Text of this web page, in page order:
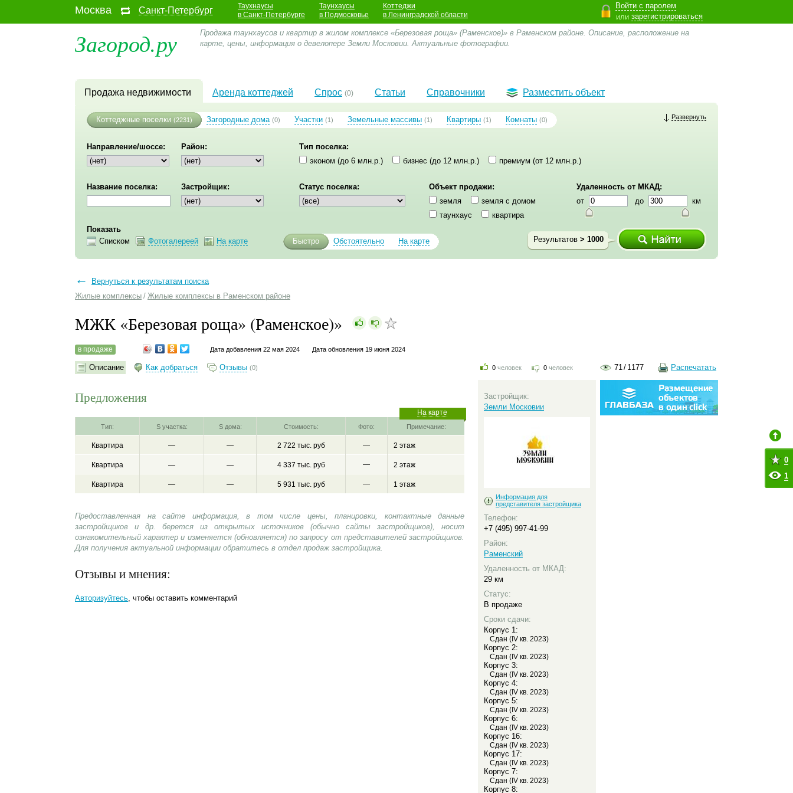
Москва Санкт-Петербург
Таухнаусы
в Санкт-Петербурге
Таунхаусы
в Подмосковье
Коттеджи
в Ленинградской области
Войти с паролем
или зарегистрироваться
Загород.ру
Продажа таунхаусов и квартир в жилом комплексе «Березовая роща» (Раменское)» в Раменском районе. Описание, расположение на
карте, цены, информация о девелопере Земли Московии. Актуальные фотографии.
Продажа недвижимости Аренда коттеджей Спрос (0) Статьи Справочники Разместить объект
Коттеджные поселки (2231) Загородные дома (0) Участки (1) Земельные массивы (1) Квартиры (1) Комнаты (0) Развернуть
Направление/шоссе: Район:
Тип поселка:
эконом (до 6 млн.р.)
бизнес (до 12 млн.р.) премиум (от 12 млн.р.)
Название поселка: Застройщик: Статус поселка:
Объект продажи:
земля
земля с домом
таунхаус
квартира
Удаленность от МКАД:
от
до км
Показать
Списком
Фотогалереей На карте Быстро Обстоятельно На карте Результатов > 1000
←
Вернуться к результатам поиска
Жилые комплексы / Жилые комплексы в Раменском районе
МЖК «Березовая роща» (Раменское)»
в продаже Дата добавления 22 мая 2024 Дата обновления 19 июня 2024
Описание Как добраться Отзывы (0)
На карте
Предложения
Тип: S участка: S дома: Стоимость: Фото: Примечание:
Квартира — — 2 722 тыс. руб — 2 этаж
Квартира — — 4 337 тыс. руб — 2 этаж
Квартира — — 5 931 тыс. руб — 1 этаж
Предоставленная на сайте информация, в том числе цены, планировки, контактные данные
застройщиков и др. берется из открытых источников (обычно сайты застройщиков), носит
ознакомительный характер и изменяется (обновляется) по запросу от представителей застройщиков.
Для получения актуальной информации обратитесь в отдел продаж застройщика.
Отзывы и мнения:
Авторизуйтесь, чтобы оставить комментарий
0 человек 0 человек
Застройщик:
Земли Московии
Информация для
представителя застройщика
Телефон:
+7 (495) 997-41-99
Район:
Раменский
Удаленность от МКАД:
29 км
Статус:
В продаже
Сроки сдачи:
Корпус 1:
Сдан (IV кв. 2023)
Корпус 2:
Сдан (IV кв. 2023)
Корпус 3:
Сдан (IV кв. 2023)
Корпус 4:
Сдан (IV кв. 2023)
Корпус 5:
Сдан (IV кв. 2023)
Корпус 6:
Сдан (IV кв. 2023)
Корпус 16:
Сдан (IV кв. 2023)
Корпус 17:
Сдан (IV кв. 2023)
Корпус 7:
Сдан (IV кв. 2023)
Корпус 8:
71/ 1177 Распечатать
0
1